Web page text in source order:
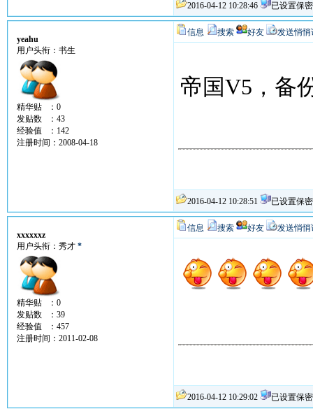
2016-04-12 10:28:46 已设置保密
yeahu
用户头衔：书生
精华贴 ：0
发贴数 ：43
经验值 ：142
注册时间：2008-04-18
信息 搜索 好友 发送悄悄
帝国V5，备
2016-04-12 10:28:51 已设置保密
xxxxxxz
用户头衔：秀才 *
精华贴 ：0
发贴数 ：39
经验值 ：457
注册时间：2011-02-08
信息 搜索 好友 发送悄悄
2016-04-12 10:29:02 已设置保密